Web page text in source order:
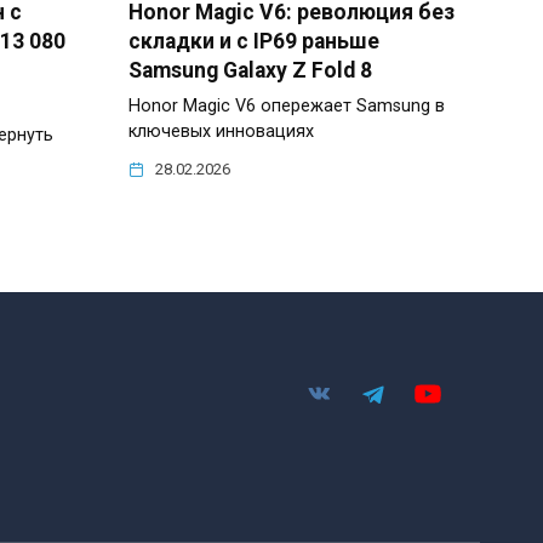
с
080
Honor Magic V6: революция без
складки и с IP69 раньше
Samsung Galaxy Z Fold 8
Honor Magic V6 опережает Samsung в
ключевых инновациях
28.02.2026